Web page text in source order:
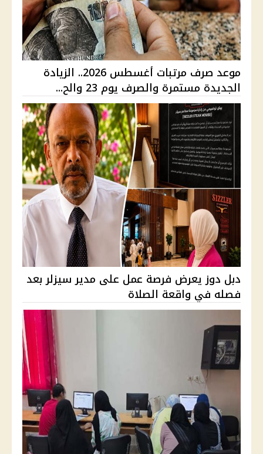
موعد صرف مرتبات أغسطس 2026.. الزيادة
الجديدة مستمرة والصرف يوم 23 والح...
دبل دوز يعرض فرصة عمل على مدير سيزلر بعد
فصله في واقعة الصلاة